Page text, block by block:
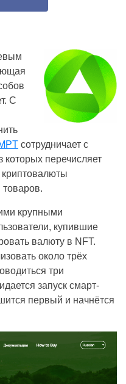
С
сотрудничает с
перечисляет
криптовалюты
товаров.
крупными
купившие
валюту в NFT.
около трёх
три
запуск смарт-
первый и начнётся